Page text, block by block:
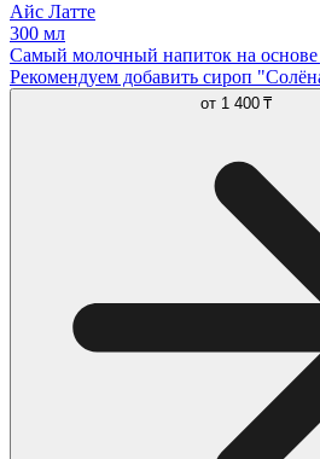
Айс Латте
300 мл
Самый молочный напиток на основе
Рекомендуем добавить сироп
от 1 400 ₸